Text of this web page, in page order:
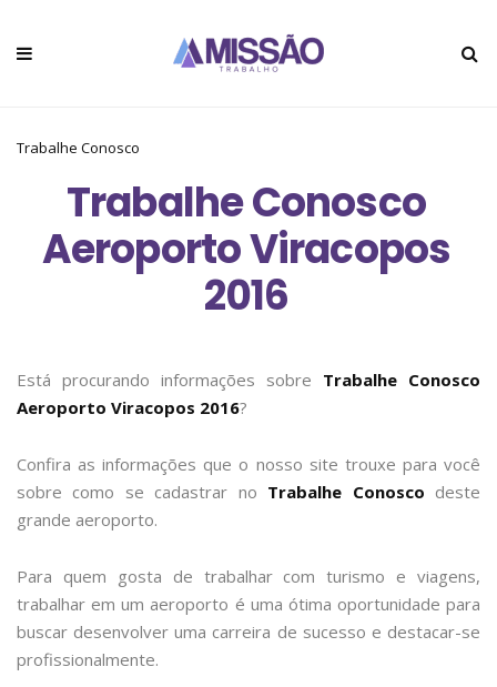
Trabalhe Conosco
Trabalhe Conosco
Aeroporto Viracopos
2016
Está procurando informações sobre Trabalhe Conosco
Aeroporto Viracopos 2016?
Confira as informações que o nosso site trouxe para você
sobre como se cadastrar no Trabalhe Conosco deste
grande aeroporto.
Para quem gosta de trabalhar com turismo e viagens,
trabalhar em um aeroporto é uma ótima oportunidade para
buscar desenvolver uma carreira de sucesso e destacar-se
profissionalmente.